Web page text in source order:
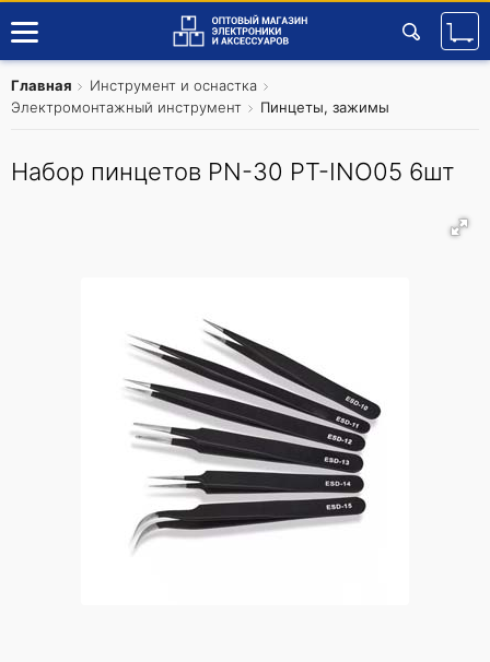
Главная
Инструмент и оснастка
Электромонтажный инструмент
Пинцеты, зажимы
Набор пинцетов PN-30 PT-INO05 6шт